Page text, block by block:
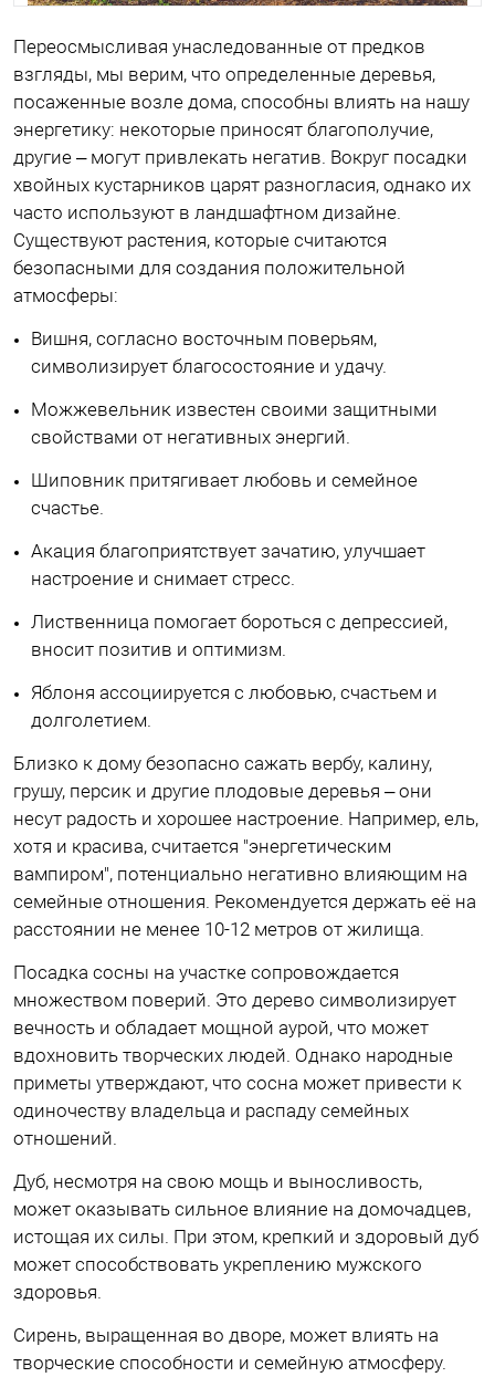
Переосмысливая унаследованные от предков
взгляды, мы верим, что определенные деревья,
посаженные возле дома, способны влиять на нашу
энергетику: некоторые приносят благополучие,
другие – могут привлекать негатив. Вокруг посадки
хвойных кустарников царят разногласия, однако их
часто используют в ландшафтном дизайне.
Существуют растения, которые считаются
безопасными для создания положительной
атмосферы:
Вишня, согласно восточным поверьям,
символизирует благосостояние и удачу.
Можжевельник известен своими защитными
свойствами от негативных энергий.
Шиповник притягивает любовь и семейное
счастье.
Акация благоприятствует зачатию, улучшает
настроение и снимает стресс.
Лиственница помогает бороться с депрессией,
вносит позитив и оптимизм.
Яблоня ассоциируется с любовью, счастьем и
долголетием.
Близко к дому безопасно сажать вербу, калину,
грушу, персик и другие плодовые деревья – они
несут радость и хорошее настроение. Например, ель,
хотя и красива, считается "энергетическим
вампиром", потенциально негативно влияющим на
семейные отношения. Рекомендуется держать её на
расстоянии не менее 10-12 метров от жилища.
Посадка сосны на участке сопровождается
множеством поверий. Это дерево символизирует
вечность и обладает мощной аурой, что может
вдохновить творческих людей. Однако народные
приметы утверждают, что сосна может привести к
одиночеству владельца и распаду семейных
отношений.
Дуб, несмотря на свою мощь и выносливость,
может оказывать сильное влияние на домочадцев,
истощая их силы. При этом, крепкий и здоровый дуб
может способствовать укреплению мужского
здоровья.
Сирень, выращенная во дворе, может влиять на
творческие способности и семейную атмосферу.